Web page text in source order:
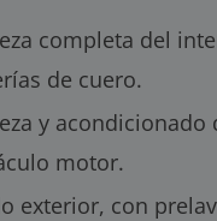
completa del
de cuero.
y acondicionado
motor.
exterior, con